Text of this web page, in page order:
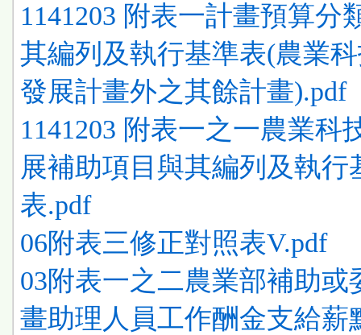
1141203 附表一計畫預算分
其編列及執行基準表(農業
發展計畫外之其餘計畫).pdf
1141203 附表一之一農業科
展補助項目與其編列及執行
表.pdf
06附表三修正對照表V.pdf
03附表一之二農業部補助或
畫助理人員工作酬金支給薪